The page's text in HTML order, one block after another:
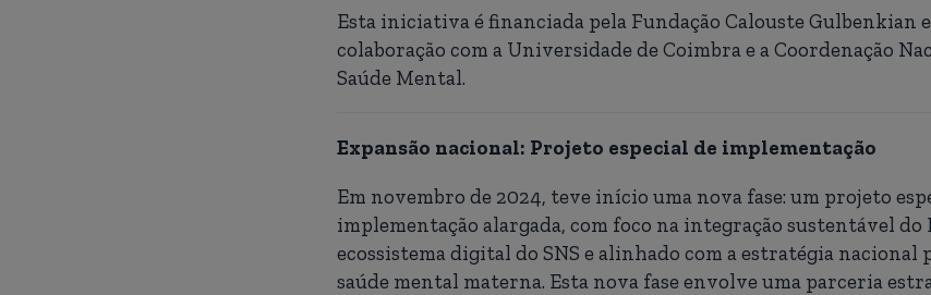
Esta iniciativa é financiada pela Fundação Calouste Gulbenkian
colaboração com a Universidade de Coimbra e a Coordenação
Saúde Mental.
Expansão nacional: Projeto especial de implementação
Em novembro de 2024, teve início uma nova fase: um projeto
implementação alargada, com foco na integração sustentável do
ecossistema digital do SNS e alinhado com a estratégia nacional
saúde mental materna. Esta nova fase envolve uma parceria